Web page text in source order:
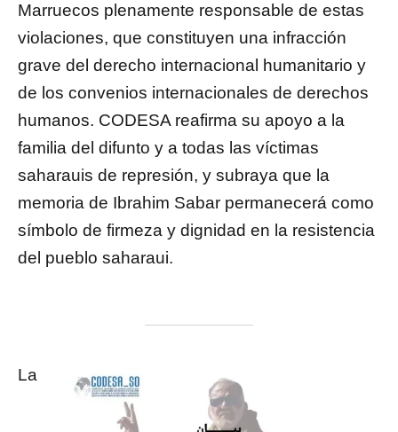
Marruecos plenamente responsable de estas
violaciones, que constituyen una infracción
grave del derecho internacional humanitario y
de los convenios internacionales de derechos
humanos. CODESA reafirma su apoyo a la
familia del difunto y a todas las víctimas
saharauis de represión, y subraya que la
memoria de Ibrahim Sabar permanecerá como
símbolo de firmeza y dignidad en la resistencia
del pueblo saharaui.
La